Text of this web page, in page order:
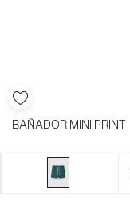
BAÑADOR MINI PRINT